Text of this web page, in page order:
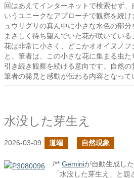
回はあえてインターネットで検索せず
いうユニークなアプローチで観察を続
ュウリグサの真ん中に小さな水色の部分
まさしく待ち望んでいた花が咲いてい
花は非常に小さく、どこかオオイヌノフ
と。筆者は、この小さな花に集まる虫た
引き続き観察を続ける意向です。自然
筆者の発見と感動が伝わる内容となって
水没した芽生え
2026-03-09 道端 自然現象
/** Geminiが自動生成し
「水没した芽生え」と